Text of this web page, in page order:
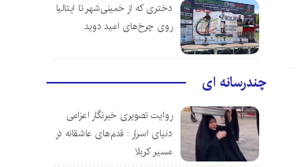
دختری که از خمینی‌شهر تا ایتالیا
روی چرخ‌های امید دوید
چندرسانه ای
روایت تصویری خبرنگار اعزامی
دنیای اسرار : قدم‌های عاشقانه در
مسیر کربلا